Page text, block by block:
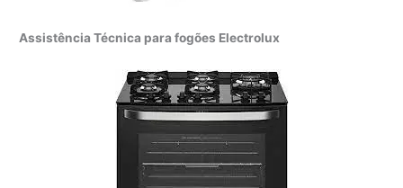
Assistência Técnica para fogões Electrolux